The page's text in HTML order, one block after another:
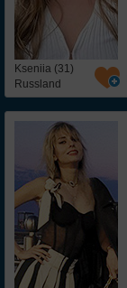
Kseniia (31)
Russland